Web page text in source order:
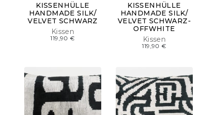
Kissen
KISSENHÜLLE
HANDMADE SILK/
VELVET SCHWARZ
119,90€ Kissen
KISSENHÜLLE
HANDMADE SILK/
VELVET SCHWARZ-
OFFWHITE
119,90€